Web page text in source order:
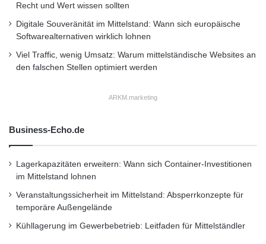
und die Heizlastberechnung untermauern den
so wichtigen Grundstein des Eigenheims. Mehr
unterwww.homeplaza.de.
Recht und Wert wissen sollten
Digitale Souveränität im Mittelstand: Wann sich europäische
Softwarealternativen wirklich lohnen
Viel Traffic, wenig Umsatz: Warum mittelständische Websites an
den falschen Stellen optimiert werden
ARKM.marketing
Business-Echo.de
Lagerkapazitäten erweitern: Wann sich Container-Investitionen
im Mittelstand lohnen
Veranstaltungssicherheit im Mittelstand: Absperrkonzepte für
temporäre Außengelände
Kühllagerung im Gewerbebetrieb: Leitfaden für Mittelständler